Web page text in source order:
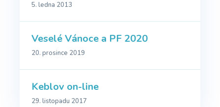
5. ledna 2013
Veselé Vánoce a PF 2020
20. prosince 2019
Keblov on-line
29. listopadu 2017